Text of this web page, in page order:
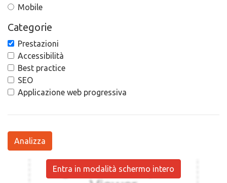
Mobile
Categorie
Prestazioni
Accessibilità
Best practice
SEO
Applicazione web progressiva
Analizza
Entra in modalità schermo intero